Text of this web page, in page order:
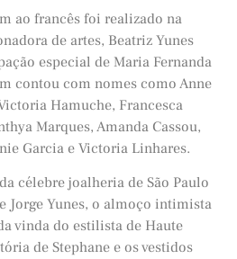
ao francês foi realizado na
de artes, Beatriz Yunes
especial de Maria Fernanda
contou com nomes como Anne
Hamuche, Francesca
Marques, Amanda Cassou,
Garcia e Victoria Linhares.
célebre joalheria de São Paulo
Jorge Yunes, o almoço intimista
vinda do estilista de Haute
de Stephane e os vestidos